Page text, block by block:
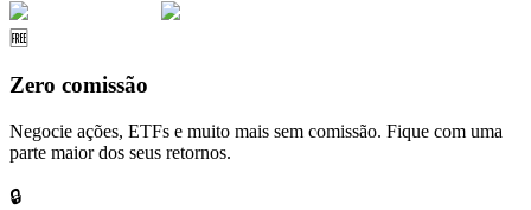
🆓
Zero comissão
Negocie ações, ETFs e muito mais sem comissão. Fique com uma
parte maior dos seus retornos.
🔒